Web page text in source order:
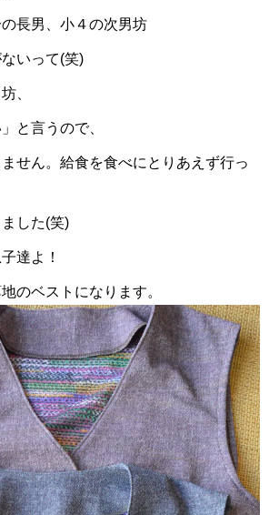
長男、小４の次男坊
いって(笑)
、
と言うので、
ません。給食を食べにとりあえず行っ
した(笑)
達よ！
のベストになります。